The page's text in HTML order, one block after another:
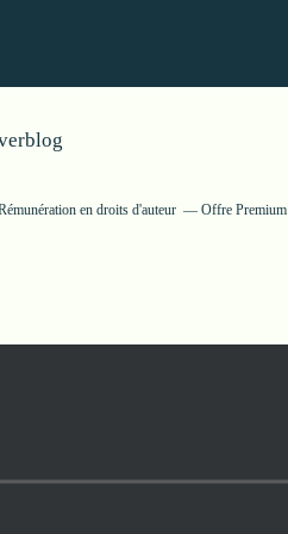
en droits d'auteur Offre Premium